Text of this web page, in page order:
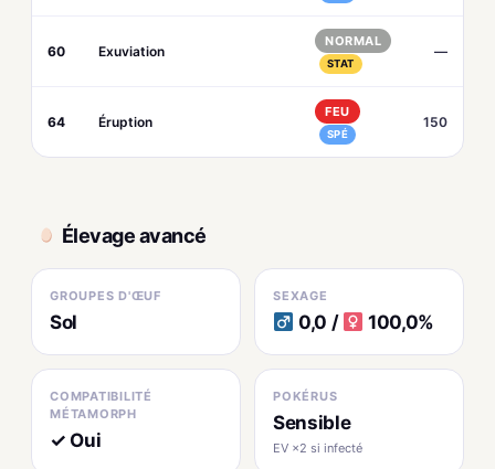
60 Exuviation
NORMAL
STAT
—
64 Éruption
FEU
SPÉ
150
Élevage avancé
GROUPES D'ŒUF
Sol
SEXAGE
0,0 / 100,0%
COMPATIBILITÉ
MÉTAMORPH
✓ Oui
POKÉRUS
Sensible
EV ×2 si infecté